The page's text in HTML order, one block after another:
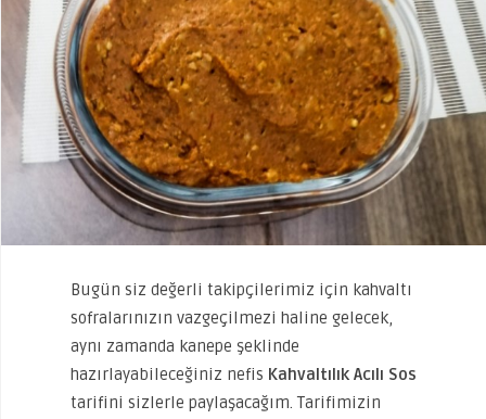
Bugün siz değerli takipçilerimiz için kahvaltı
sofralarınızın vazgeçilmezi haline gelecek,
aynı zamanda kanepe şeklinde
hazırlayabileceğiniz nefis Kahvaltılık Acılı Sos
tarifini sizlerle paylaşacağım. Tarifimizin